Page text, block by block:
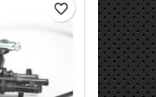
favorite_border